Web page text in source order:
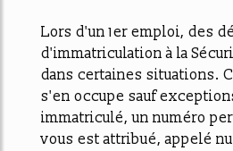
Lors d'un 1er emploi, des
d'immatriculation à la
dans certaines situations.
s'en occupe sauf
immatriculé, un numéro
vous est attribué, appelé